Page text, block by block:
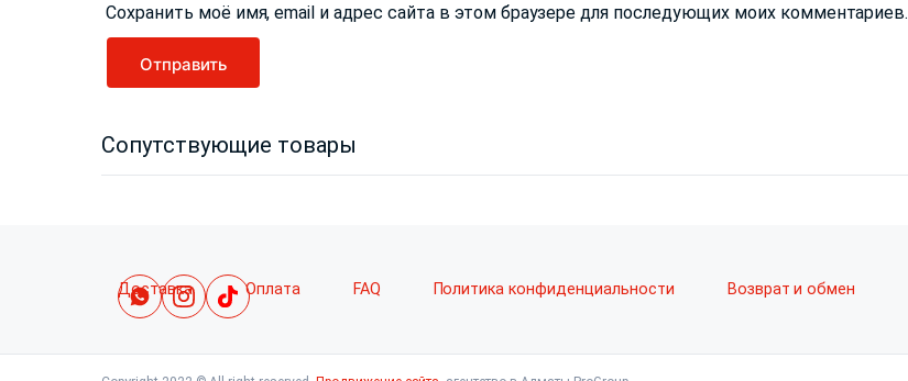
Сохранить моё имя, email и адрес сайта в этом браузере для последующих моих комментариев.
Сопутствующие товары
Доставка Оплата FAQ Политика конфиденциальности Возврат и обмен